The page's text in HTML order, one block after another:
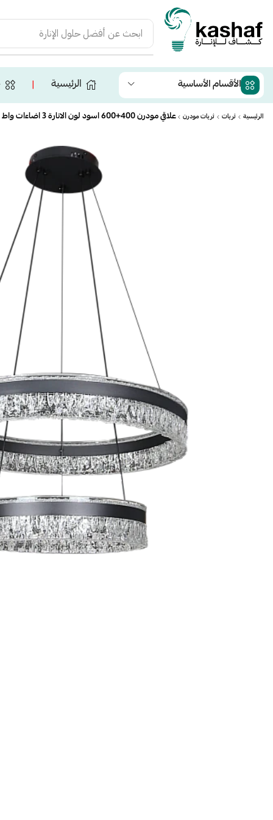
ابحث عن أفضل حلول الإنارة
الأقسام الأساسية الرئيسية ❘
الرئيسية ثريات ثريات مودرن علاقي مودرن 400+600 اسود لون الانارة 3 اضاءات واط 135